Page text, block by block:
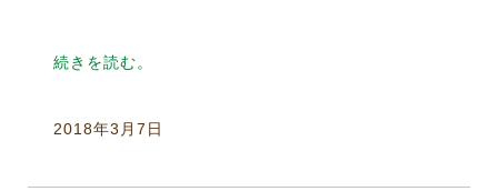
続きを読む。
2018年3月7日